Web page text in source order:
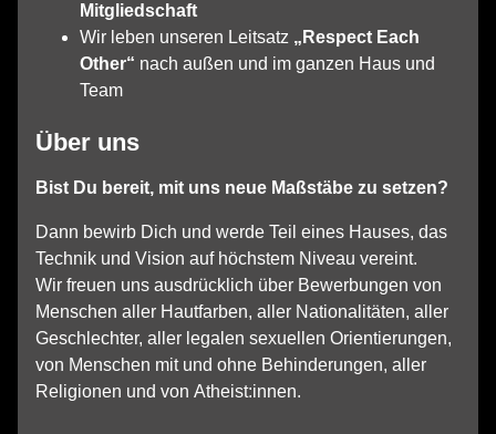
Mitgliedschaft
Wir leben unseren Leitsatz „Respect Each
Other“ nach außen und im ganzen Haus und
Team
Über uns
Bist Du bereit, mit uns neue Maßstäbe zu setzen?
Dann bewirb Dich und werde Teil eines Hauses, das
Technik und Vision auf höchstem Niveau vereint.
Wir freuen uns ausdrücklich über Bewerbungen von
Menschen aller Hautfarben, aller Nationalitäten, aller
Geschlechter, aller legalen sexuellen Orientierungen,
von Menschen mit und ohne Behinderungen, aller
Religionen und von Atheist:innen.